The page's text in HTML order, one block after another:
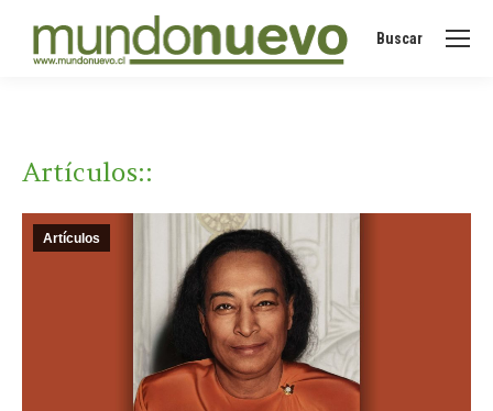
Buscar:
Buscar
Artículos::
Artículos